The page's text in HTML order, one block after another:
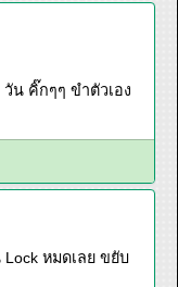
น คิ๊กๆๆ ขำตัวเอง
หมดเลย ขยับ